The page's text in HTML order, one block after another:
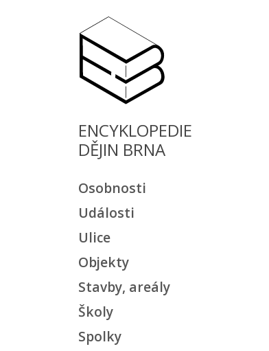
ENCYKLOPEDIE
DĚJIN BRNA
Osobnosti
Události
Ulice
Objekty
Stavby, areály
Školy
Spolky